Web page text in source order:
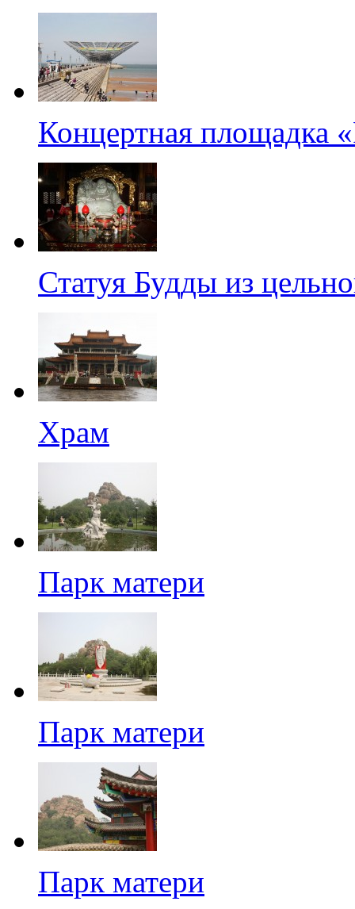
Концертная площадка
Статуя Будды из
Храм
Парк матери
Парк матери
Парк матери